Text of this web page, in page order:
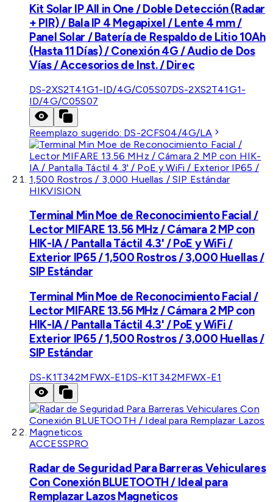
Kit Solar IP All in One / Doble Detección (Radar
+ PIR) / Bala IP 4 Megapixel / Lente 4 mm /
Panel Solar / Batería de Respaldo de Litio 10Ah
(Hasta 11 Días) / Conexión 4G / Audio de Dos
Vías / Accesorios de Inst. / Direc
DS-2XS2T41G1-ID/4G/C05S07DS-2XS2T41G1-
ID/4G/C05S07
Reemplazo sugerido: DS-2CFS04/4G/LA
HIKVISION
Terminal Min Moe de Reconocimiento Facial /
Lector MIFARE 13.56 MHz / Cámara 2 MP con
HIK-IA / Pantalla Táctil 4.3' / PoE y WiFi /
Exterior IP65 / 1,500 Rostros / 3,000 Huellas /
SIP Estándar
Terminal Min Moe de Reconocimiento Facial /
Lector MIFARE 13.56 MHz / Cámara 2 MP con
HIK-IA / Pantalla Táctil 4.3' / PoE y WiFi /
Exterior IP65 / 1,500 Rostros / 3,000 Huellas /
SIP Estándar
DS-K1T342MFWX-E1 DS-K1T342MFWX-E1
ACCESSPRO
Radar de Seguridad Para Barreras Vehiculares
Con Conexión BLUETOOTH / Ideal para
Remplazar Lazos Magneticos